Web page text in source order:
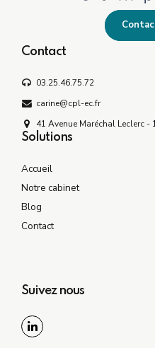
Contact
03.25.46.75.72
carine@cpl-ec.fr
41 Avenue Maréchal Leclerc
Solutions
Accueil
Notre cabinet
Blog
Contact
Suivez nous